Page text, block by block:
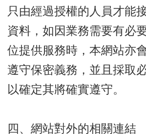
只由經過授權的人員才能
資料，如因業務需要有必
位提供服務時，本網站亦
遵守保密義務，並且採取
以確定其將確實遵守。
四、網站對外的相關連結